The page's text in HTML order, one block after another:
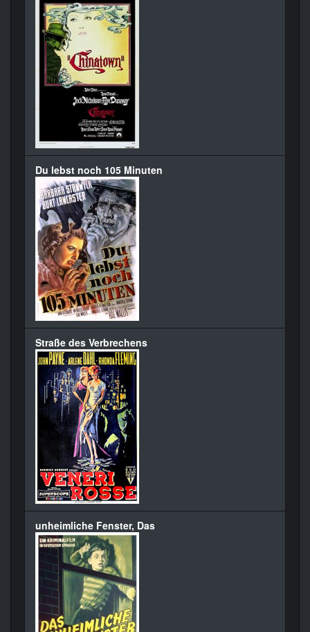
Du lebst noch 105 Minuten
Straße des Verbrechens
unheimliche Fenster, Das